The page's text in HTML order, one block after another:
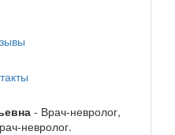
- Врач-невролог,
невролог.